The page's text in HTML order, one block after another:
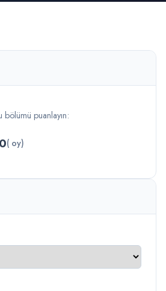
bölümü puanlayın:
( oy)